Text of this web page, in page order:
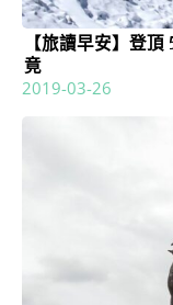
【旅讀早安】登
竟
2019-03-26